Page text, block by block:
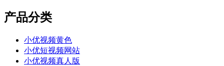
产品分类
小优视频黄色
小优短视频网站
小优视频真人版